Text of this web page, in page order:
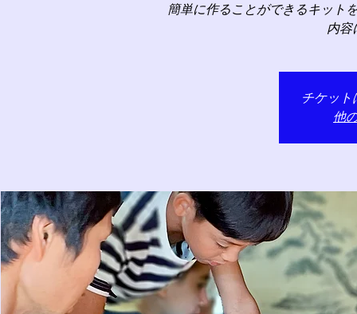
簡単に作ることができるキット
内容
チケット
他